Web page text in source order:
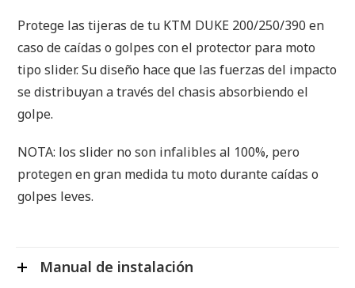
Protege las tijeras de tu KTM DUKE 200/250/390 en
caso de caídas o golpes con el protector para moto
tipo slider. Su diseño hace que las fuerzas del impacto
se distribuyan a través del chasis absorbiendo el
golpe.
NOTA: los slider no son infalibles al 100%, pero
protegen en gran medida tu moto durante caídas o
golpes leves.
Manual de instalación